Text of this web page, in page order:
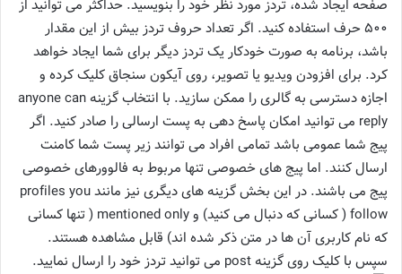
صفحه ایجاد شده، تردز مورد نظر خود را بنویسید. حداکثر می توانید از
500 حرف استفاده کنید. اگر تعداد حروف تردز بیش از این مقدار
باشد، برنامه به صورت خودکار یک تردز دیگر برای شما ایجاد خواهد
کرد. برای افزودن ویدیو یا تصویر، روی آیکون سنجاق کلیک کرده و
اجازه دسترسی به گالری را ممکن سازید. با انتخاب گزینه anyone can
reply می توانید امکان پاسخ دهی به پست ارسالی را صادر کنید. اگر
پیج شما عمومی باشد تمامی افراد می توانند زیر پست شما کامنت
ارسال کنند. اما پیج های خصوصی تنها مربوط به فالوورهای خصوصی
پیج می باشند. در این بخش گزینه های دیگری نیز مانند profiles you
follow ( کسانی که دنبال می کنید) و mentioned only ( تنها کسانی
که نام کاربری آن ها در متن ذکر شده اند) قابل مشاهده هستند.
سپس با کلیک روی گزینه post می توانید تردز خود را ارسال نمایید.